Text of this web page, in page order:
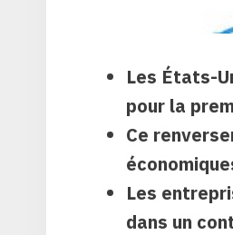
Les États-
pour la
Ce
Les
dans un